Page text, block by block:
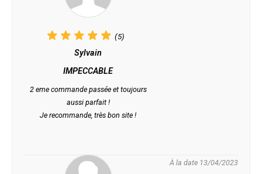
(5)
Sylvain
IMPECCABLE
2 eme commande passée et toujours
aussi parfait !
Je recommande, très bon site !
À la date 13/04/2023